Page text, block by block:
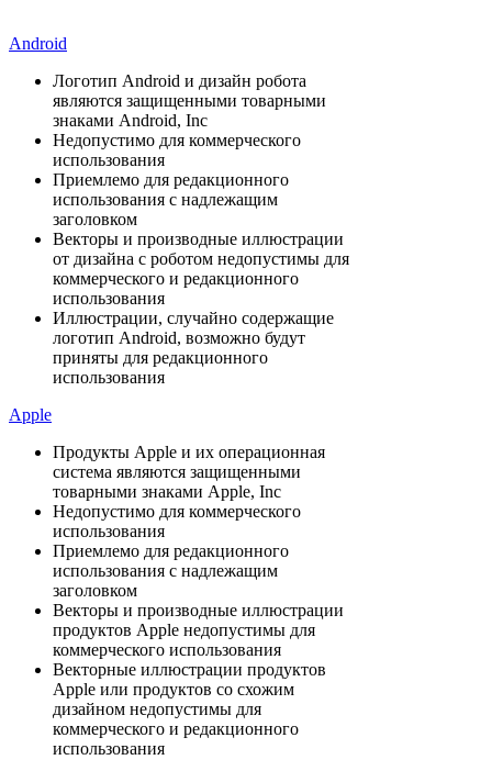
Android
Логотип Android и дизайн робота
являются защищенными товарными
знаками Android, Inc
Недопустимо для коммерческого
использования
Приемлемо для редакционного
использования с надлежащим
заголовком
Векторы и производные иллюстрации
от дизайна с роботом недопустимы для
коммерческого и редакционного
использования
Иллюстрации, случайно содержащие
логотип Android, возможно будут
приняты для редакционного
использования
Apple
Продукты Apple и их операционная
система являются защищенными
товарными знаками Apple, Inc
Недопустимо для коммерческого
использования
Приемлемо для редакционного
использования с надлежащим
заголовком
Векторы и производные иллюстрации
продуктов Apple недопустимы для
коммерческого использования
Векторные иллюстрации продуктов
Apple или продуктов со схожим
дизайном недопустимы для
коммерческого и редакционного
использования